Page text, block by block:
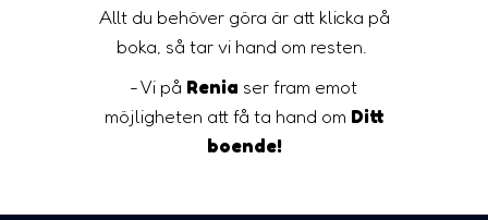
Allt du behöver göra är att klicka på
boka, så tar vi hand om resten.
- Vi på Renia ser fram emot
möjligheten att få ta hand om Ditt
boende!